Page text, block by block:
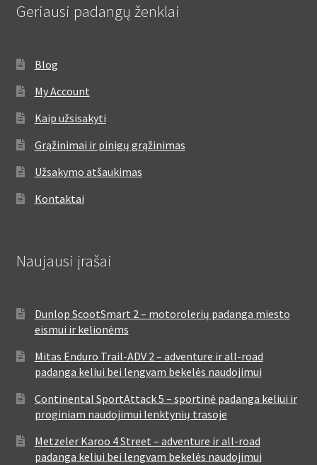
Geriausi padangų ženklai
Blog
My Account
Kaip užsisakyti
Grąžinimai ir pinigų grąžinimas
Užsakymo atšaukimas
Kontaktai
Naujausi įrašai
Dunlop ScootSmart 2 – motorolerių padanga miesto
eismui ir kelionėms
Mitas Enduro Trail-ADV 2 – adventure ir all-road
padanga keliui bei lengvam bekelės naudojimui
Continental SportAttack 5 – sportinė padanga keliui ir
proginiam naudojimui lenktynių trasoje
Metzeler Karoo 4 Street – adventure ir all-road
padanga keliui bei lengvam bekelės naudojimui